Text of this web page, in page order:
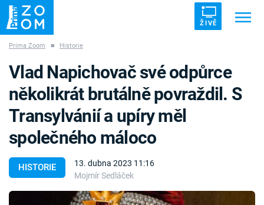
ŽIVĚ
ZÁHADY VETŘELCI DÁVNOVĚKU
Témata
Témata
Prima Zoom ■ Historie
HISTORIE
13. dubna 2023 11:16
Mojmír Sedláček
Vlad Napichovač své odpůrce
několikrát brutálně povraždil. S
Transylvánií a upíry měl
společného máloco